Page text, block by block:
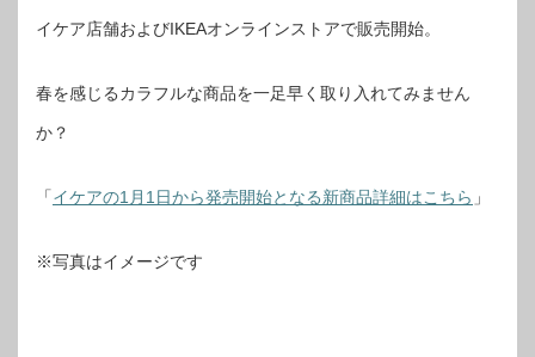
イケア店舗およびIKEAオンラインストアで販売開始。
春を感じるカラフルな商品を一足早く取り入れてみません
か？
「イケアの1月1日から発売開始となる新商品詳細はこちら 」
※写真はイメージです